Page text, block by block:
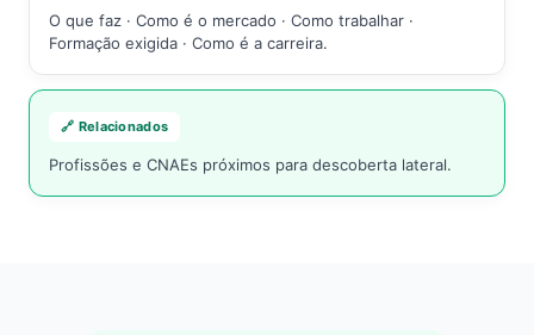
O que faz · Como é o mercado · Como trabalhar ·
Formação exigida · Como é a carreira.
🔗 Relacionados
Profissões e CNAEs próximos para descoberta lateral.